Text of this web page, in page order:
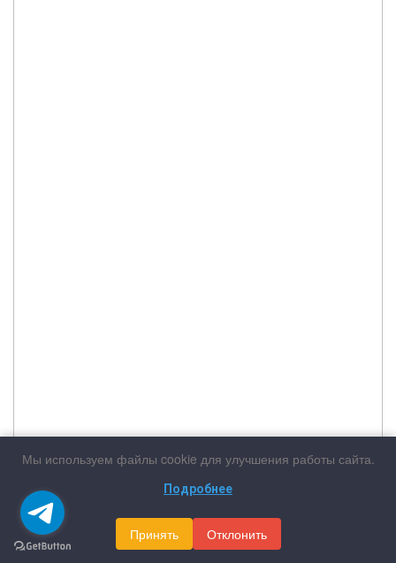
Мы используем файлы cookie для улучшения работы сайта.
Подробнее
Принять Отклонить